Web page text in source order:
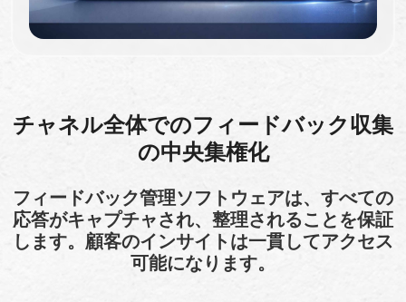
チャネル全体でのフィードバック収集
の中央集権化
フィードバック管理ソフトウェアは、すべての
応答がキャプチャされ、整理されることを保証
します。顧客のインサイトは一貫してアクセス
可能になります。